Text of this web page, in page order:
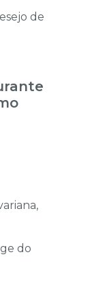
de
do